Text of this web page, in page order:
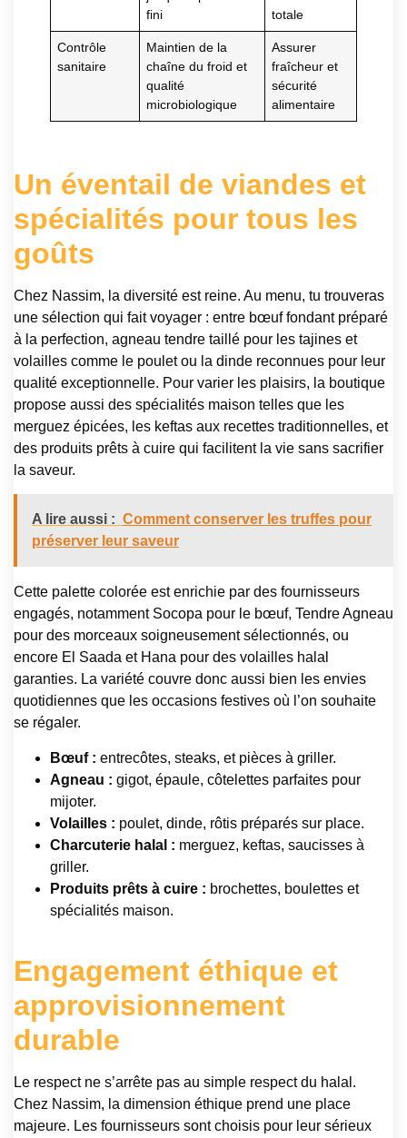
fini
totale
Contrôle
sanitaire
Maintien de la
chaîne du froid et
qualité
microbiologique
Assurer
fraîcheur et
sécurité
alimentaire
Un éventail de viandes et
spécialités pour tous les
goûts
Chez Nassim, la diversité est reine. Au menu, tu trouveras
une sélection qui fait voyager : entre bœuf fondant préparé
à la perfection, agneau tendre taillé pour les tajines et
volailles comme le poulet ou la dinde reconnues pour leur
qualité exceptionnelle. Pour varier les plaisirs, la boutique
propose aussi des spécialités maison telles que les
merguez épicées, les keftas aux recettes traditionnelles, et
des produits prêts à cuire qui facilitent la vie sans sacrifier
la saveur.
A lire aussi : Comment conserver les truffes pour
préserver leur saveur
Cette palette colorée est enrichie par des fournisseurs
engagés, notamment Socopa pour le bœuf, Tendre Agneau
pour des morceaux soigneusement sélectionnés, ou
encore El Saada et Hana pour des volailles halal
garanties. La variété couvre donc aussi bien les envies
quotidiennes que les occasions festives où l’on souhaite
se régaler.
Bœuf : entrecôtes, steaks, et pièces à griller.
Agneau : gigot, épaule, côtelettes parfaites pour
mijoter.
Volailles : poulet, dinde, rôtis préparés sur place.
Charcuterie halal : merguez, keftas, saucisses à
griller.
Produits prêts à cuire : brochettes, boulettes et
spécialités maison.
Engagement éthique et
approvisionnement
durable
Le respect ne s’arrête pas au simple respect du halal.
Chez Nassim, la dimension éthique prend une place
majeure. Les fournisseurs sont choisis pour leur sérieux